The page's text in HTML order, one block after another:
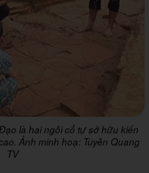
là hai ngôi cổ tự sở hữu kiến
Ảnh minh hoạ: Tuyên Quang
TV